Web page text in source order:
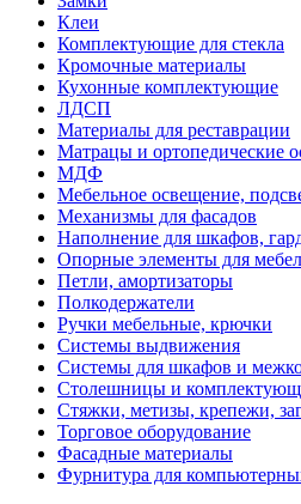
Клеи
Комплектующие для стекла
Кромочные материалы
Кухонные комплектующие
ЛДСП
Материалы для реставрации
Матрацы и ортопедические
МДФ
Мебельное освещение,
Механизмы для фасадов
Наполнение для шкафов,
Опорные элементы для
Петли, амортизаторы
Полкодержатели
Ручки мебельные, крючки
Системы выдвижения
Системы для шкафов и
Столешницы и
Стяжки, метизы, крепежи,
Торговое оборудование
Фасадные материалы
Фурнитура для